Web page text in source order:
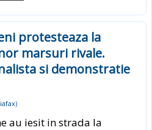
protesteaza la
marsuri rivale.
si demonstratie
)
au iesit in strada la